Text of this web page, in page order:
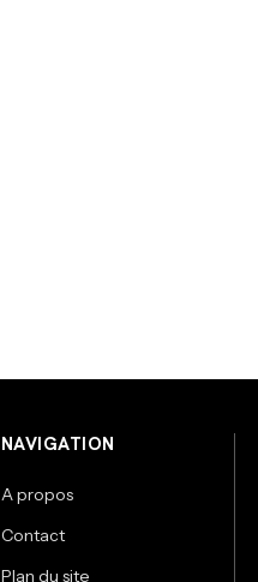
NAVIGATION
A propos
Contact
Plan du site